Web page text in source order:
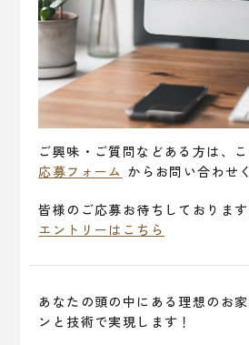
ご興味・ご質問などある方は、
応募フォーム からお問い合わせ
皆様のご応募お待ちしております
エントリーはこちら
あなたの頭の中にある理想のお
ンと技術で実現します！